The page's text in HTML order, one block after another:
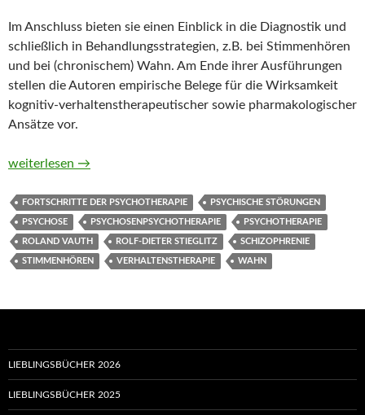
Im Anschluss bieten sie einen Einblick in die Diagnostik und
schließlich in Behandlungsstrategien, z.B. bei Stimmenhören
und bei (chronischem) Wahn. Am Ende ihrer Ausführungen
stellen die Autoren empirische Belege für die Wirksamkeit
kognitiv-verhaltenstherapeutischer sowie pharmakologischer
Ansätze vor.
Chronisches Stimmenhören und persistierender Wahn von
weiterlesen →
FORTSCHRITTE DER PSYCHOTHERAPIE PSYCHISCHE STÖRUNGEN
PSYCHOSE PSYCHOSENPSYCHOTHERAPIE PSYCHOTHERAPIE
ROLAND VAUTH ROLF-DIETER STIEGLITZ SCHIZOPHRENIE
STIMMENHÖREN VERHALTENSTHERAPIE WAHN
LIEBLINGSBÜCHER 2026
LIEBLINGSBÜCHER 2025